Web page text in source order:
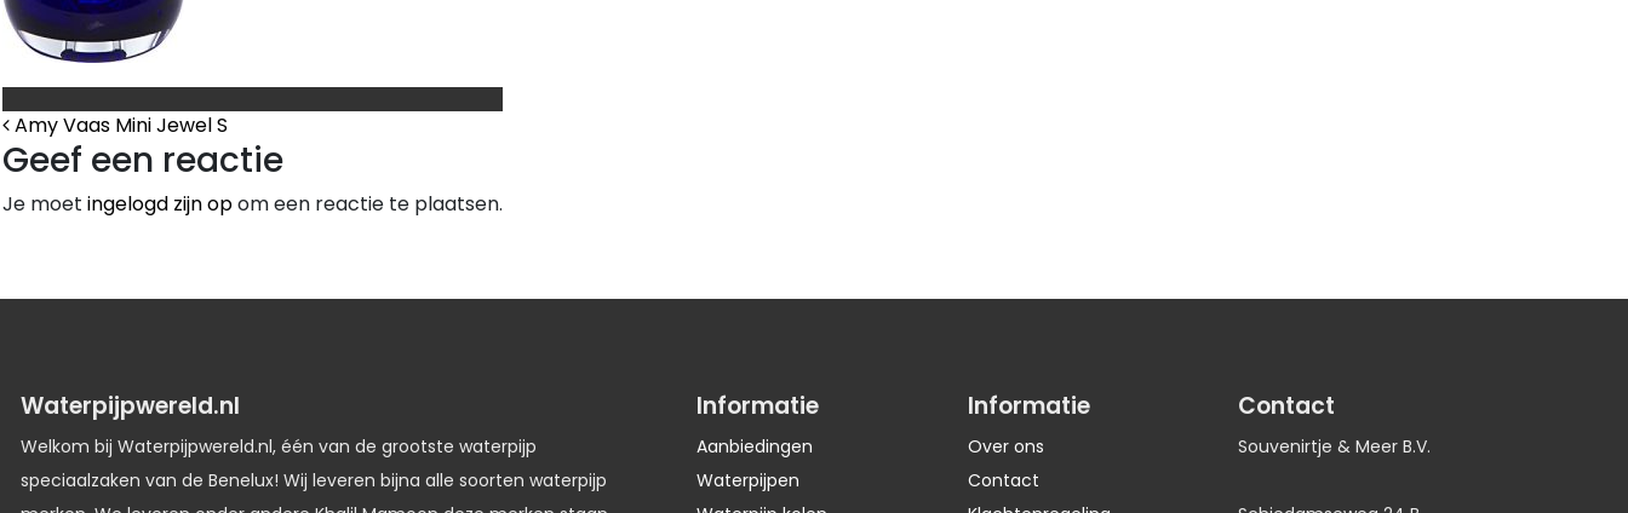
Bericht Navigatie
Amy Vaas Mini Jewel S
Geef een reactie
Je moet ingelogd zijn opom een reactie te plaatsen.
Waterpijpwereld.nl
Welkom bij Waterpijpwereld.nl, één van de grootste waterpijp
speciaalzaken van de Benelux! Wij leveren bijna alle soorten waterpijp
Informatie
Aanbiedingen
Waterpijpen
Informatie
Over ons
Contact
Contact
Souvenirtje & Meer B.V.